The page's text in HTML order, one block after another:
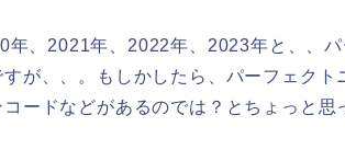
年、2021年、2022年、2023年と、、
が、、。もしかしたら、パーフェクト
ードなどがあるのでは？とちょっと思